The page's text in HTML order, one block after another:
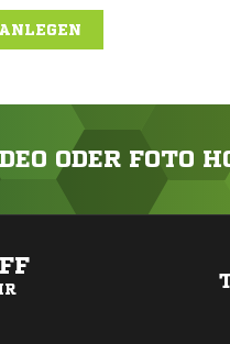
ODER FOTO